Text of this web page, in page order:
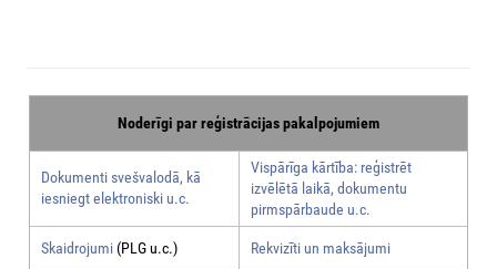
Noderīgi par reģistrācijas pakalpojumiem
Dokumenti svešvalodā, kā
iesniegt elektroniski u.c.
Vispārīga kārtība: reģistrēt
izvēlētā laikā, dokumentu
pirmspārbaude u.c.
Skaidrojumi(PLG u.c.) Rekvizīti un maksājumi